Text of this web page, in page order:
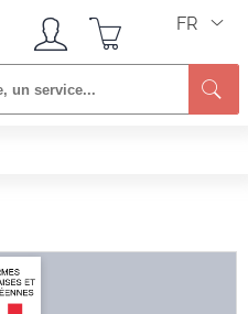
FR